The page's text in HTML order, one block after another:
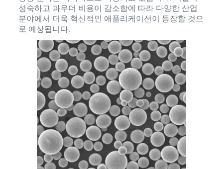
성숙하고 파우더 비용이 감소함에 따라 다양한 산업
분야에서 더욱 혁신적인 애플리케이션이 등장할 것으
로 예상됩니다.